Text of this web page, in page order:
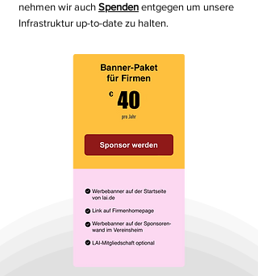
nehmen wir auch Spenden entgegen um unsere
Infrastruktur up-to-date zu halten.